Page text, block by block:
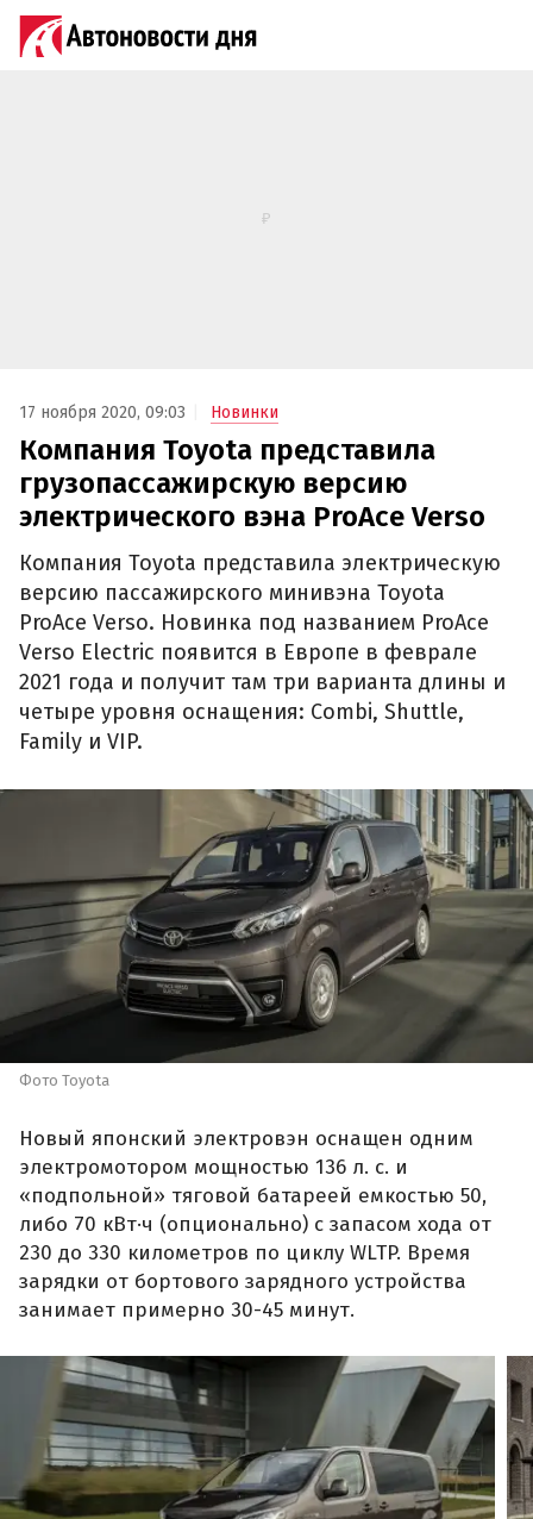
17 ноября 2020, 09:03 Новинки
Компания Toyota представила
грузопассажирскую версию
электрического вэна ProAce Verso
Компания Toyota представила электрическую
версию пассажирского минивэна Toyota
ProAce Verso. Новинка под названием ProAce
Verso Electric появится в Европе в феврале
2021 года и получит там три варианта длины и
четыре уровня оснащения: Combi, Shuttle,
Family и VIP.
Фото Toyota
Новый японский электровэн оснащен одним
электромотором мощностью 136 л. с. и
«подпольной» тяговой батареей емкостью 50,
либо 70 кВт·ч (опционально) с запасом хода от
230 до 330 километров по циклу WLTP. Время
зарядки от бортового зарядного устройства
занимает примерно 30-45 минут.